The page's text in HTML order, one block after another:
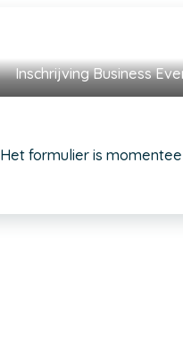
Inschrijving Business
Het formulier is